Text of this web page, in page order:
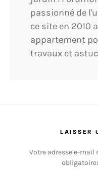
passionné de
ce site en 2010
appartement
travaux et
LAISSER
Votre adresse e-mail